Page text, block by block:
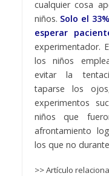
cualquier cosa
niños. Solo el
esperar
experimentador.
los niños
evitar la
taparse los
experimentos
niños que
afrontamiento
los que no
>> Artículo